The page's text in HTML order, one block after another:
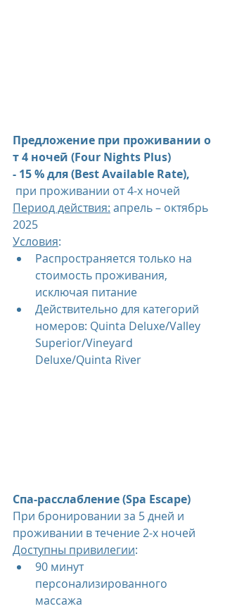
Предложение при проживании о
т 4 ночей (Four Nights Plus)
- 15 % для (Best Available Rate),
при проживании от 4-х ночей
Период действия: апрель – октябрь
2025
Условия:
Распространяется только на
стоимость проживания,
исключая питание
Действительно для категорий
номеров: Quinta Deluxe/Valley
Superior/Vineyard
Deluxe/Quinta River
Спа-расслабление (Spa Escape)
При бронировании за 5 дней и
проживании в течение 2-х ночей
Доступны привилегии:
90 минут
персонализированного
массажа